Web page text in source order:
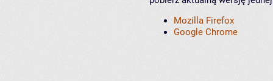
Mozilla Firefox
Google Chrome